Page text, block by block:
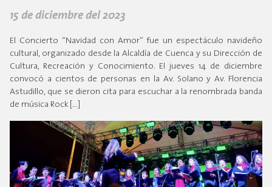
15 de diciembre del 2023
El Concierto “Navidad con Amor” fue un espectáculo navideño
cultural, organizado desde la Alcaldía de Cuenca y su Dirección de
Cultura, Recreación y Conocimiento. El jueves 14 de diciembre
convocó a cientos de personas en la Av. Solano y Av. Florencia
Astudillo, que se dieron cita para escuchar a la renombrada banda
de música Rock […]